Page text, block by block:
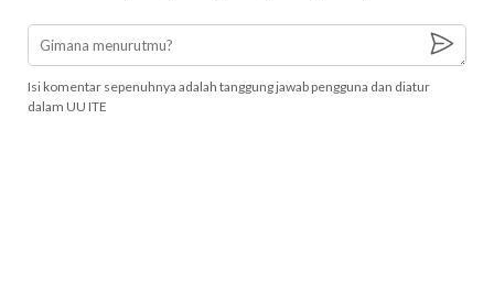
Isi komentar sepenuhnya adalah tanggung jawab pengguna dan diatur
dalam UU ITE